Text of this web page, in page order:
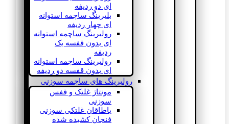
ای دو ردیفه
بلبرینگ ساچمه استوانه
ای چهار ردیفه
رولبرینگ ساچمه استوانه
ای بدون قفسه یک
ردیفه
رولبرینگ ساچمه استوانه
ای بدون قفسه دو ردیفه
رولبرینگ های ساچمه سوزنی
مونتاژ غلتک و قفس
سوزنی
یاطاقان غلتکی سوزنی
فنجان کشیده شده